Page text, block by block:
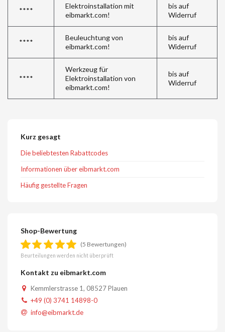
****
Elektroinstallation mit
eibmarkt.com!
bis auf
Widerruf
****
Beuleuchtung von
eibmarkt.com!
bis auf
Widerruf
****
Werkzeug für
Elektroinstallation von
eibmarkt.com!
bis auf
Widerruf
Kurz gesagt
Die beliebtesten Rabattcodes
Informationen über eibmarkt.com
Häufig gestellte Fragen
Shop-Bewertung
(5 Bewertungen)
Beurteilungen werden nicht überprüft
Kontakt zu eibmarkt.com
Kemmlerstrasse 1, 08527 Plauen
+49 (0) 3741 14898-0
info@eibmarkt.de